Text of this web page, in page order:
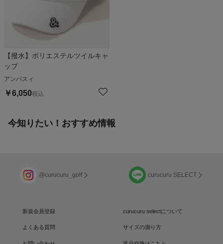
【撥水】ポリエステルツイルキャ
ップ
アンパスィ
￥6,050税込
今知りたい！おすすめ情報
@curucuru_golf curucuru SELECT
新規会員登録 curucuru selectについて
よくある質問 サイズの測り方